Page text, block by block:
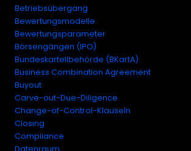
Betriebsübergang
Bewertungsmodelle
Bewertungsparameter
Börsengängen (IPO)
Bundeskartellbehörde (BKartA)
Business Combination Agreement
Buyout
Carve-out-Due-Diligence
Change-of-Control-Klauseln
Closing
Compliance